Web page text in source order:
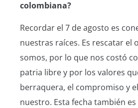
colombiana?
Recordar el 7 de agosto es
nuestras raíces. Es rescatar el
somos, por lo que nos costó
patria libre y por los valores
berraquera, el compromiso y
nuestro. Esta fecha también